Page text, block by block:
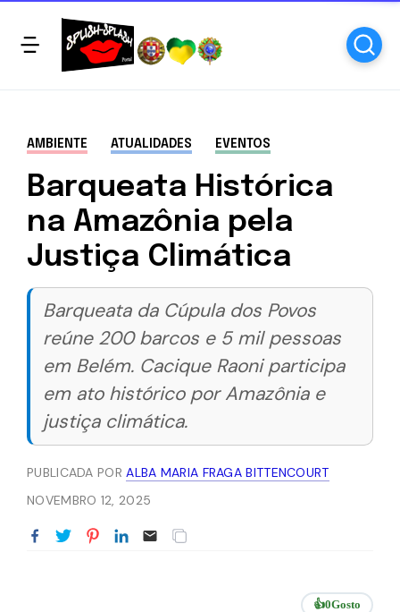
AMBIENTE ATUALIDADES EVENTOS
Barqueata Histórica
na Amazônia pela
Justiça Climática
Barqueata da Cúpula dos Povos
reúne 200 barcos e 5 mil pessoas
em Belém. Cacique Raoni participa
em ato histórico por Amazônia e
justiça climática.
PUBLICADA PORALBA MARIA FRAGA BITTENCOURT
NOVEMBRO 12, 2025
👍0Gosto